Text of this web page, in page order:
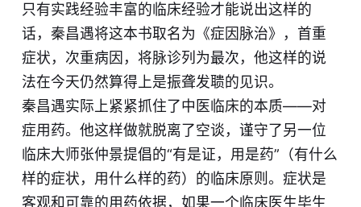
只有实践经验丰富的临床经验才能说出这样的
话，秦昌遇将这本书取名为《症因脉治》，首重
症状，次重病因，将脉诊列为最次，他这样的说
法在今天仍然算得上是振聋发聩的见识。
秦昌遇实际上紧紧抓住了中医临床的本质——对
症用药。他这样做就脱离了空谈，谨守了另一位
临床大师张仲景提倡的“有是证，用是药”（有什么
样的症状，用什么样的药）的临床原则。症状是
客观和可靠的用药依据，如果一个临床医生毕生